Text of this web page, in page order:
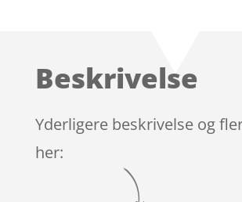
på
ømmels
er
Beskrivelse
Yderligere beskrivelse og
her: